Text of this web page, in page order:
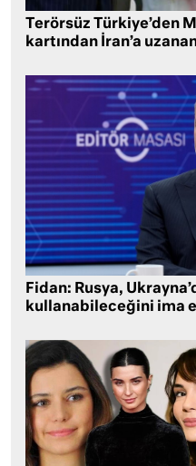
Terörsüz Türkiye’den
kartından İran’a
Fidan: Rusya,
kullanabileceğini ima